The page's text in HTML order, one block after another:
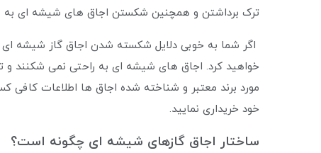
ترک برداشتن و همچنین شکستن اجاق های شیشه‌ ای به
اگر شما به خوبی دلایل شکسته شدن اجاق گاز شیشه ای
خواهید کرد. اجاق های شیشه ‌ای به راحتی نمی شکنند و
مورد برند معتبر و شناخته شده اجاق‌ ها اطلاعات کافی
خود خریداری نمایید.
ساختار اجاق گازهای شیشه ای چگونه است؟